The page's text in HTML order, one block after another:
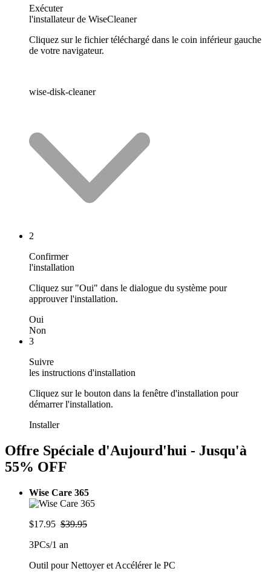
Exécuter
l'installateur de WiseCleaner
Cliquez sur le fichier téléchargé dans le coin inférieur gauche
de votre navigateur.
wise-disk-cleaner
2
Confirmer
l'installation
Cliquez sur "Oui" dans le dialogue du système pour
approuver l'installation.
Oui
Non
3
Suivre
les instructions d'installation
Cliquez sur le bouton dans la fenêtre d'installation pour
démarrer l'installation.
Installer
Offre Spéciale d'Aujourd'hui - Jusqu'à
55% OFF
Wise Care 365
$17.95 $39.95
3PCs/1 an
Outil pour Nettoyer et Accélérer le PC